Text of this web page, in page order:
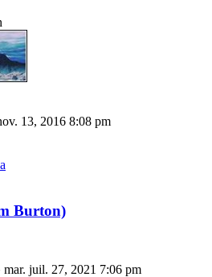
13, 2016 8:08 pm
Burton)
mar. juil. 27, 2021 7:06 pm